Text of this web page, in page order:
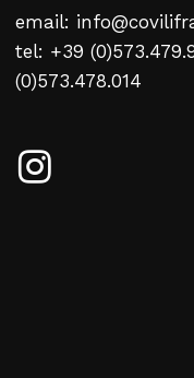
email:
tel: +39
(0)573.478.014